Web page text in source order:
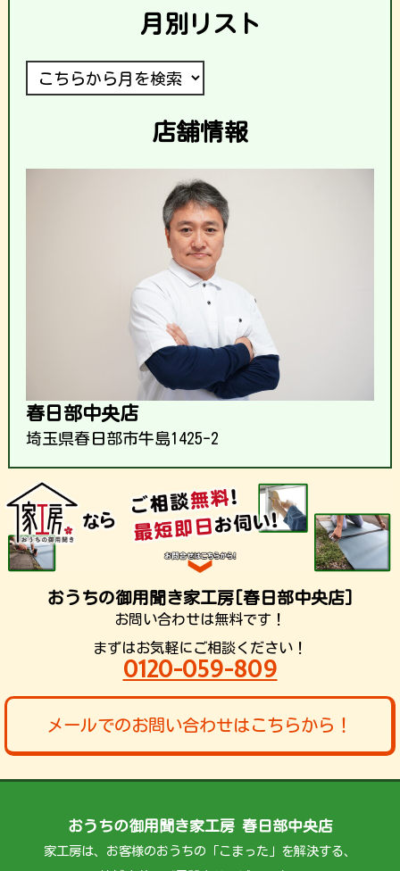
月別リスト
店舗情報
春日部中央店
埼玉県春日部市牛島1425-2
おうちの御用聞き家工房[春日部中央店]
お問い合わせは無料です！
まずはお気軽にご相談ください！
0120-059-809
メールでのお問い合わせはこちらから！
おうちの御用聞き家工房 春日部中央店
家工房は、お客様のおうちの「こまった」を解決する、